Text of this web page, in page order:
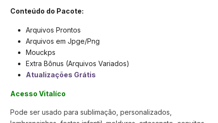
Conteúdo do Pacote:
Arquivos Prontos
Arquivos em Jpge/Png
Mouckps
Extra Bônus (Arquivos Variados)
Atualizações Grátis
Acesso Vitalíco
Pode ser usado para sublimação, personalizados,